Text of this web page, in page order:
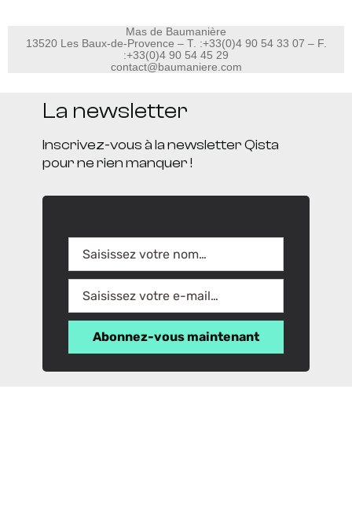
Mas de Baumanière
13520 Les Baux-de-Provence – T. :+33(0)4 90 54 33 07 – F.
:+33(0)4 90 54 45 29
contact@baumaniere.com
La newsletter
Inscrivez-vous à la newsletter Qista
pour ne rien manquer !